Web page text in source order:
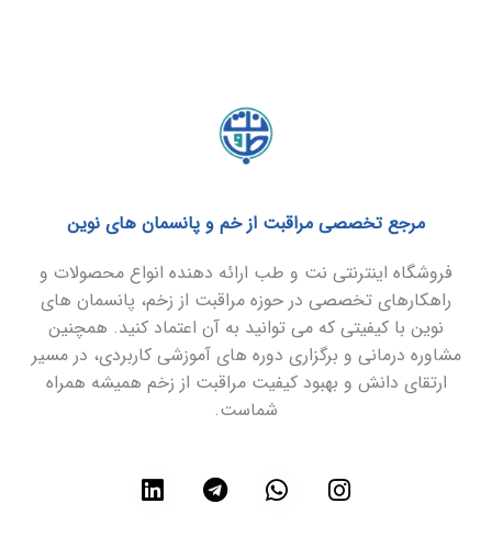
مرجع تخصصی مراقبت از خم و پانسمان های نوین
فروشگاه اینترنتی نت و طب ارائه دهنده انواع محصولات و
راهکارهای تخصصی در حوزه مراقبت از زخم، پانسمان های
نوین با کیفیتی که می توانید به آن اعتماد کنید. همچنین
مشاوره درمانی و برگزاری دوره های آموزشی کاربردی، در مسیر
ارتقای دانش و بهبود کیفیت مراقبت از زخم همیشه همراه
شماست.